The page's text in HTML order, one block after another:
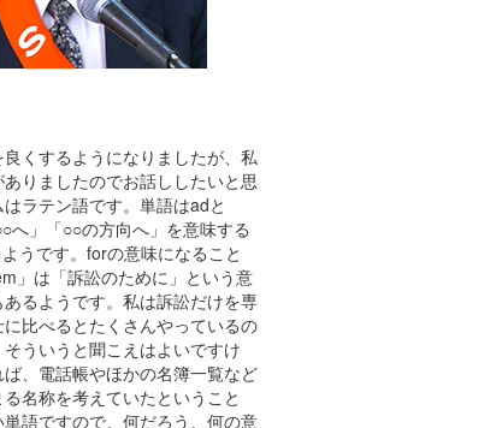
くするようになりましたが、私
りましたのでお話ししたいと思
ラテン語です。単語はadと
へ」「○○の方向へ」を意味する
うです。forの意味になること
」は「訴訟のために」という意
るようです。私は訴訟だけを専
比べるとたくさんやっているの
ういうと聞こえはよいですけ
、電話帳やほかの名簿一覧など
名称を考えていたということ
語ですので、何だろう、何の意